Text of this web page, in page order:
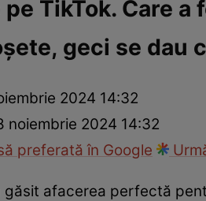
TikTok. Care
geci se dau
2024 14:32
noiembrie 2024 14:32
preferată în Google
afacerea perfectă